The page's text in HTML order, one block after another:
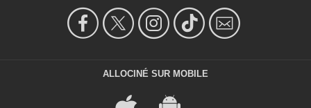
ALLOCINÉ SUR MOBILE